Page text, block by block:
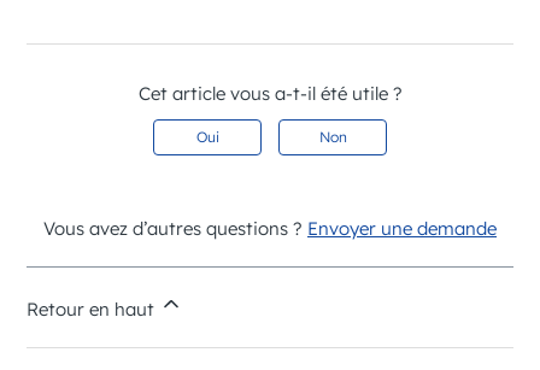
Cet article vous a-t-il été utile ?
Oui Non
Vous avez d’autres questions ? Envoyer une demande
Retour en haut